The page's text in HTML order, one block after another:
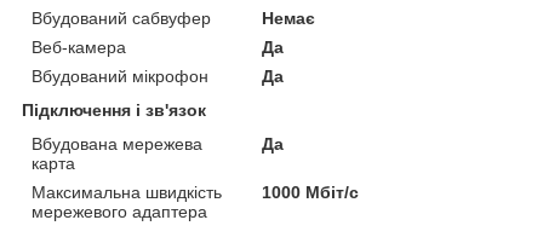
Вбудований сабвуфер
Немає
Веб-камера
Да
Вбудований мікрофон
Да
Підключення і зв'язок
Вбудована мережева
карта
Да
Максимальна швидкість
мережевого адаптера
1000 Мбіт/с